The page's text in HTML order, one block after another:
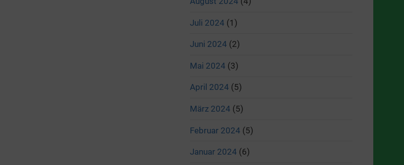
Juli 2024 (1)
Juni 2024 (2)
Mai 2024 (3)
April 2024 (5)
März 2024 (5)
Februar 2024 (5)
Januar 2024 (6)